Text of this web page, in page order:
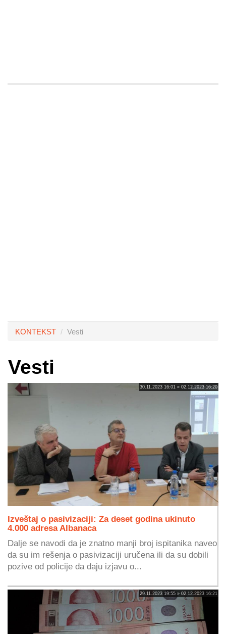
KONTEKST Vesti
Vesti
30.11.2023 16:01 » 02.12.2023 16:20
Izveštaj o pasivizaciji: Za deset godina ukinuto
4.000 adresa Albanaca
Dalje se navodi da je znatno manji broj ispitanika naveo
da su im rešenja o pasivizaciji uručena ili da su dobili
pozive od policije da daju izjavu o...
29.11.2023 19:55 » 02.12.2023 16:21